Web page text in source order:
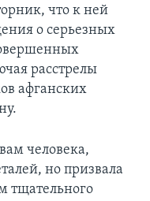
что к ней
о серьезных
расстрелы
афганских
человека,
но призвала
тщательного